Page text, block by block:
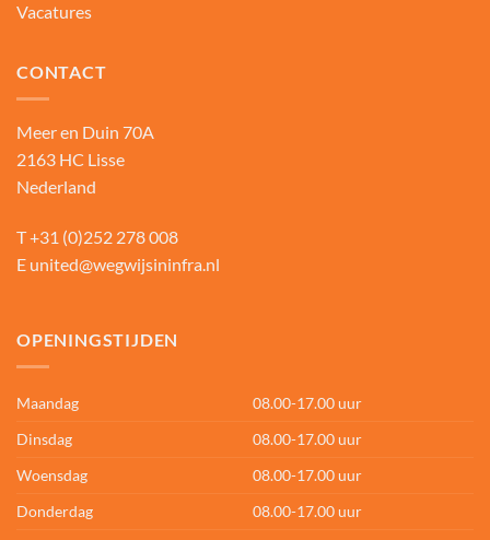
Vacatures
CONTACT
Meer en Duin 70A
2163 HC Lisse
Nederland
T+31 (0)252 278 008
E united@wegwijsininfra.nl
OPENINGSTIJDEN
Maandag
08.00-17.00 uur
Dinsdag
08.00-17.00 uur
Woensdag
08.00-17.00 uur
Donderdag
08.00-17.00 uur